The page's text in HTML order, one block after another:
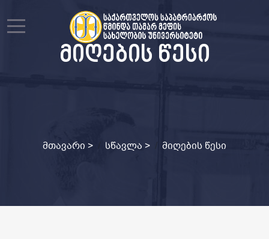
Mobile Menu Toggle
მიღების წესი
მთავარი > სწავლა > მიღების წესი